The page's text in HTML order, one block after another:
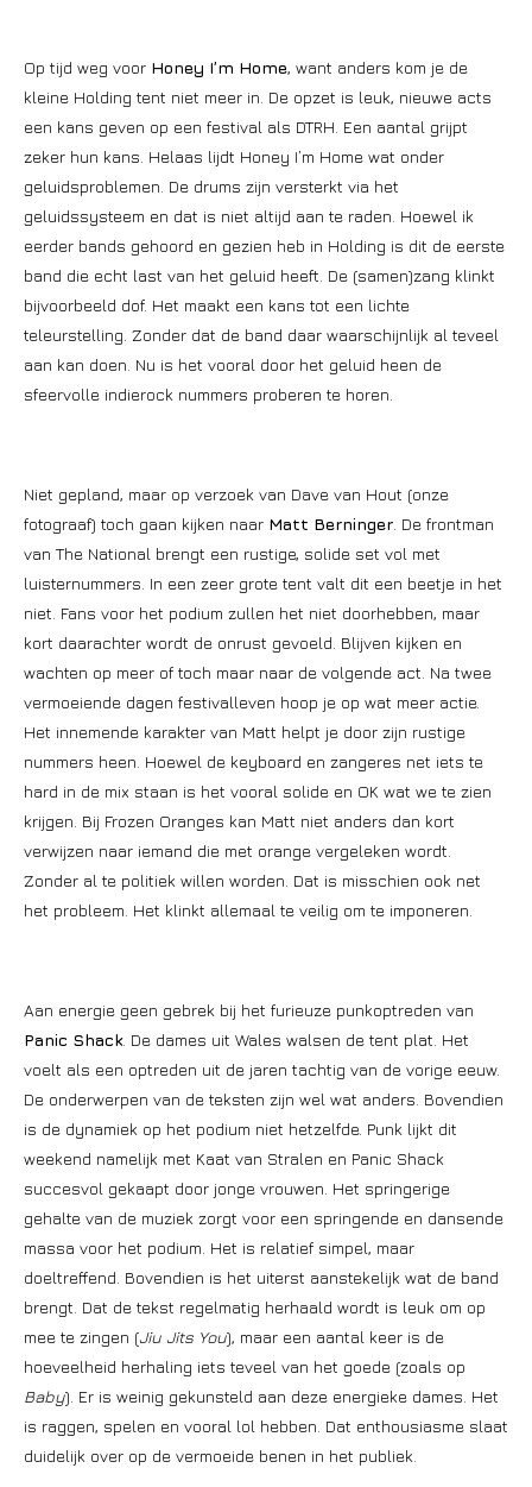
Op tijd weg voor Honey I’m Home, want anders kom je de
kleine Holding tent niet meer in. De opzet is leuk, nieuwe acts
een kans geven op een festival als DTRH. Een aantal grijpt
zeker hun kans. Helaas lijdt Honey I’m Home wat onder
geluidsproblemen. De drums zijn versterkt via het
geluidssysteem en dat is niet altijd aan te raden. Hoewel ik
eerder bands gehoord en gezien heb in Holding is dit de eerste
band die echt last van het geluid heeft. De (samen)zang klinkt
bijvoorbeeld dof. Het maakt een kans tot een lichte
teleurstelling. Zonder dat de band daar waarschijnlijk al teveel
aan kan doen. Nu is het vooral door het geluid heen de
sfeervolle indierock nummers proberen te horen.
Niet gepland, maar op verzoek van Dave van Hout (onze
fotograaf) toch gaan kijken naar Matt Berninger . De frontman
van The National brengt een rustige, solide set vol met
luisternummers. In een zeer grote tent valt dit een beetje in het
niet. Fans voor het podium zullen het niet doorhebben, maar
kort daarachter wordt de onrust gevoeld. Blijven kijken en
wachten op meer of toch maar naar de volgende act. Na twee
vermoeiende dagen festivalleven hoop je op wat meer actie.
Het innemende karakter van Matt helpt je door zijn rustige
nummers heen. Hoewel de keyboard en zangeres net iets te
hard in de mix staan is het vooral solide en OK wat we te zien
krijgen. Bij Frozen Oranges kan Matt niet anders dan kort
verwijzen naar iemand die met orange vergeleken wordt.
Zonder al te politiek willen worden. Dat is misschien ook net
het probleem. Het klinkt allemaal te veilig om te imponeren.
Aan energie geen gebrek bij het furieuze punkoptreden van
Panic Shack. De dames uit Wales walsen de tent plat. Het
voelt als een optreden uit de jaren tachtig van de vorige eeuw.
De onderwerpen van de teksten zijn wel wat anders. Bovendien
is de dynamiek op het podium niet hetzelfde. Punk lijkt dit
weekend namelijk met Kaat van Stralen en Panic Shack
succesvol gekaapt door jonge vrouwen. Het springerige
gehalte van de muziek zorgt voor een springende en dansende
massa voor het podium. Het is relatief simpel, maar
doeltreffend. Bovendien is het uiterst aanstekelijk wat de band
brengt. Dat de tekst regelmatig herhaald wordt is leuk om op
mee te zingen (Jiu Jits You), maar een aantal keer is de
hoeveelheid herhaling iets teveel van het goede (zoals op
Baby). Er is weinig gekunsteld aan deze energieke dames. Het
is raggen, spelen en vooral lol hebben. Dat enthousiasme slaat
duidelijk over op de vermoeide benen in het publiek.